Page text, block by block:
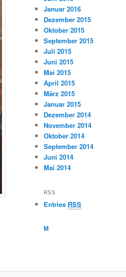
Januar 2016
Dezember 2015
Oktober 2015
September 2015
Juli 2015
Juni 2015
Mai 2015
April 2015
März 2015
Januar 2015
Dezember 2014
November 2014
Oktober 2014
September 2014
Juni 2014
Mai 2014
RSS
Entries RSS
M